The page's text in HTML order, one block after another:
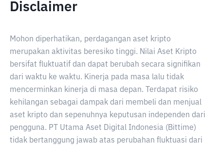
Disclaimer
Mohon diperhatikan, perdagangan aset kripto
merupakan aktivitas beresiko tinggi. Nilai Aset Kripto
bersifat fluktuatif dan dapat berubah secara signifikan
dari waktu ke waktu. Kinerja pada masa lalu tidak
mencerminkan kinerja di masa depan. Terdapat risiko
kehilangan sebagai dampak dari membeli dan menjual
aset kripto dan sepenuhnya keputusan independen dari
pengguna. PT Utama Aset Digital Indonesia (Bittime)
tidak bertanggung jawab atas perubahan fluktuasi dari